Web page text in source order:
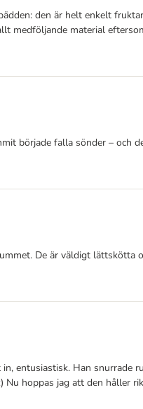
den är helt enkelt
medföljande material
började falla sönder – och
De är väldigt lättskötta
entusiastisk. Han snurrade
Nu hoppas jag att den håller